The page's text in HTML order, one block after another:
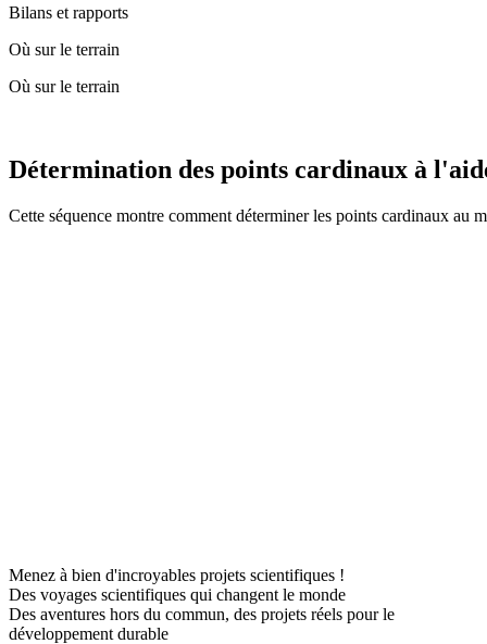
Bilans et rapports
Où sur le terrain
Où sur le terrain
Détermination des points cardinaux à
Cette séquence montre comment déterminer les points cardinaux au
Menez à bien d'incroyables projets scientifiques !
Des voyages scientifiques qui changent le monde
Des aventures hors du commun, des projets réels pour le
développement durable